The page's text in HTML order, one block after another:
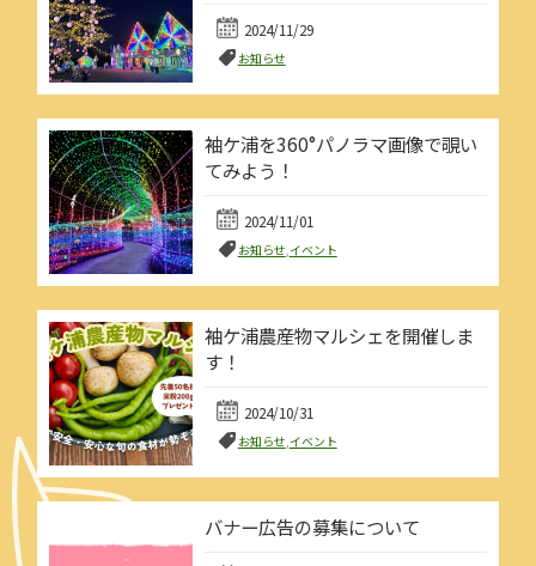
2024/11/29
お知らせ
袖ケ浦を360°パノラマ画像で覗い
てみよう！
2024/11/01
お知らせ,イベント
袖ケ浦農産物マルシェを開催しま
す！
2024/10/31
お知らせ,イベント
バナー広告の募集について